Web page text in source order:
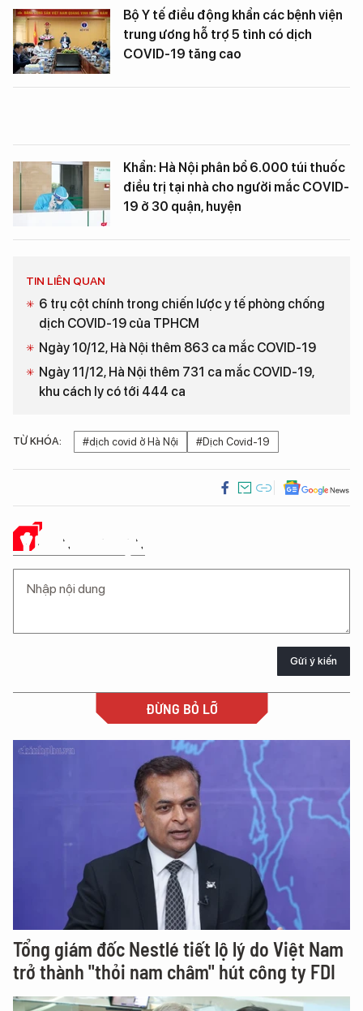
Bộ Y tế điều động khẩn các bệnh viện
trung ương hỗ trợ 5 tỉnh có dịch
COVID-19 tăng cao
Khẩn: Hà Nội phân bổ 6.000 túi thuốc
điều trị tại nhà cho người mắc COVID-
19 ở 30 quận, huyện
TIN LIÊN QUAN
6 trụ cột chính trong chiến lược y tế phòng chống
dịch COVID-19 của TPHCM
Ngày 10/12, Hà Nội thêm 863 ca mắc COVID-19
Ngày 11/12, Hà Nội thêm 731 ca mắc COVID-19,
khu cách ly có tới 444 ca
TỪ KHÓA: #dịch covid ở Hà Nội #Dịch Covid-19
Ý KIẾN CỦA BẠN
Gửi ý kiến
ĐỪNG BỎ LỠ
Tổng giám đốc Nestlé tiết lộ lý do Việt Nam
trở thành "thỏi nam châm" hút công ty FDI